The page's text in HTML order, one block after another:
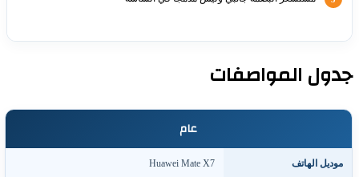
المواصفات
الهاتف Huawei Mate X7